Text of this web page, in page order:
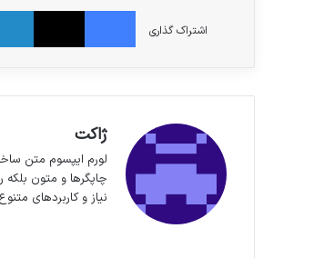
اشتراک گذاری
فیس بوک X
ژاکت
لورم ایپسوم متن
چاپگرها و متون
نیاز و کاربردهای